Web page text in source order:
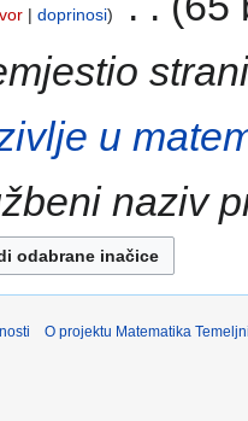
doprinosi
u
naziv
O projektu Matematika